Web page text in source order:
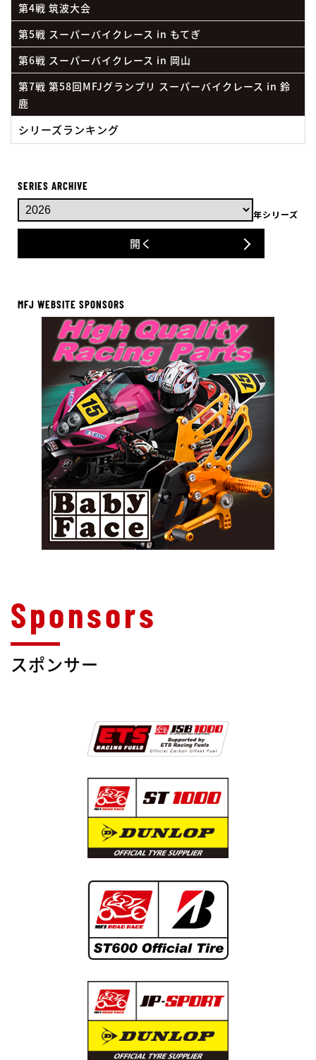
第4戦 筑波大会
第5戦 スーパーバイクレース in もてぎ
第6戦 スーパーバイクレース in 岡山
第7戦 第58回MFJグランプリ スーパーバイクレース in 鈴
鹿
シリーズランキング
SERIES ARCHIVE
年シリーズ
開く
MFJ WEBSITE SPONSORS
スポンサー